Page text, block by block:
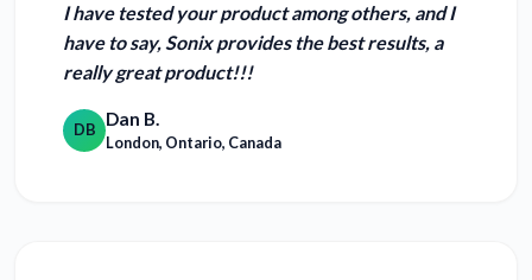
I have tested your product among others, and I
have to say,Sonix provides the best results, a
really great product!!!
DB Dan B.
London, Ontario, Canada